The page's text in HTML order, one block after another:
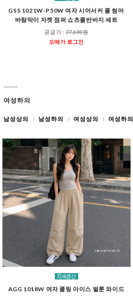
GSS 1021W-P50W 여자 시어서커 쿨 썸머
바람막이 자켓 점퍼 쇼츠쿨반바지 세트
공급가 :27,600원
도매가 로그인
여성하의
남성상의 남성하의 여성상의 여성하의
AGG 1018W 여자 쿨링 아이스 벌룬 와이드